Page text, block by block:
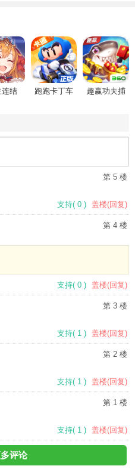
连结 跑跑卡丁车
趣赢功夫捕
第 5 楼
支持( 0 ) 盖楼(回复)
第 4 楼
支持( 0 ) 盖楼(回复)
第 3 楼
支持( 1 ) 盖楼(回复)
第 2 楼
支持( 1 ) 盖楼(回复)
第 1 楼
支持( 1 ) 盖楼(回复)
评论